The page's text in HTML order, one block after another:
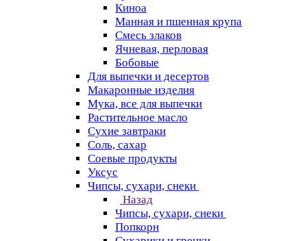
Киноа
Манная и пшенная крупа
Смесь злаков
Ячневая, перловая
Бобовые
Для выпечки и десертов
Макаронные изделия
Мука, все для выпечки
Растительное масло
Сухие завтраки
Соль, сахар
Соевые продукты
Уксус
Чипсы, сухари, снеки
Назад
Чипсы, сухари, снеки
Попкорн